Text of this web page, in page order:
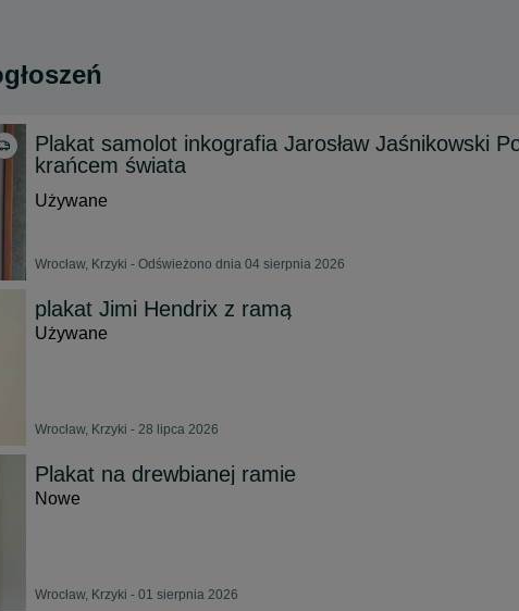
Plakat samolot inkografia Jarosław Jaśnikowski
krańcem świata
Używane
Wrocław, Krzyki - Odświeżono dnia 04 sierpnia 2026
plakat Jimi Hendrix z ramą
Używane
Wrocław, Krzyki - 28 lipca 2026
Plakat na drewbianej ramie
Nowe
Wrocław, Krzyki - 01 sierpnia 2026